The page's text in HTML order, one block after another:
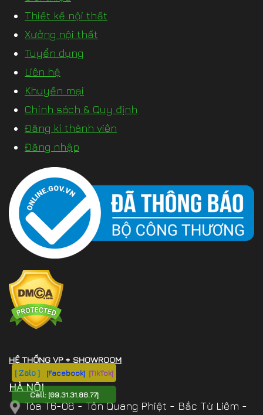
[ Zalo ] [Facebook] [TikTok]
Call: [09.31.31.88.77]
Thiết kế nội thất
Xưởng nội thất
Tuyển dụng
Liên hệ
Khuyến mại
Chính sách & Quy định
Đăng kí thành viên
Đăng nhập
HỆ THỐNG VP + SHOWROOM
HÀ NỘI
Tòa T6-08 - Tôn Quang Phiệt - Bắc Từ Liêm -